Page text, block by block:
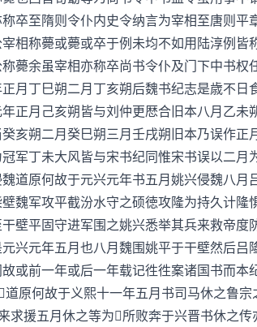
卒至隋则令仆内史令纳言为宰相至唐则平
相称薨或薨或卒于例未均不如用陆淳例皆
薨余虽宰相亦称卒尚书令仆及门下中书权
月丁巳朔二月丁亥朔后魏书纪志是歳不日
正月己亥朔皆与刘仲更厯合旧本八月乙未
亥朔二月癸巳朔三月壬戌朔旧本乃误作正
军丁未大风皆与宋书纪同惟宋书误以二月
道原何故于元兴元年书五月姚兴侵魏八月
魏军攻平截汾水守之硕徳攻隆为持久计隆
壁平固守进军围之姚兴悉举其兵来救帝度
兴元年五月也八月魏围姚平于干壁然后吕
或前一年或后一年载记徃徃案诸国书而本
原何故于义熙十一年五月书司马休之鲁
援五月休之等为所败奔于兴晋书休之